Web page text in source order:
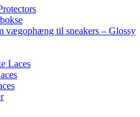
vægophæng til sneakers – Glossy
Laces